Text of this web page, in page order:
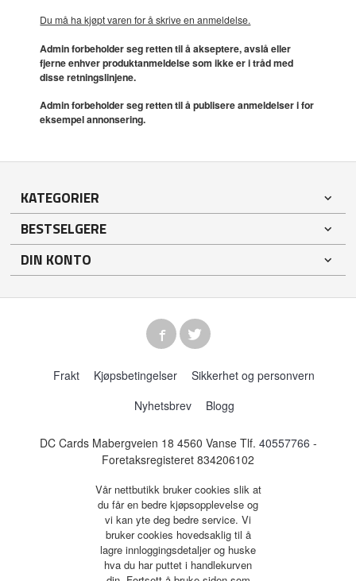
Du må ha kjøpt varen for å skrive en anmeldelse.
Admin forbeholder seg retten til å akseptere, avslå eller
fjerne enhver produktanmeldelse som ikke er i tråd med
disse retningslinjene.
Admin forbeholder seg retten til å publisere anmeldelser i for
eksempel annonsering.
KATEGORIER
BESTSELGERE
DIN KONTO
Frakt Kjøpsbetingelser
Sikkerhet og personvern
Nyhetsbrev
Blogg
DC Cards Mabergveien 18 4560 Vanse Tlf. 40557766 -
Foretaksregisteret 834206102
Vår nettbutikk bruker cookies slik at
du får en bedre kjøpsopplevelse og
vi kan yte deg bedre service. Vi
bruker cookies hovedsaklig til å
lagre innloggingsdetaljer og huske
hva du har puttet i handlekurven